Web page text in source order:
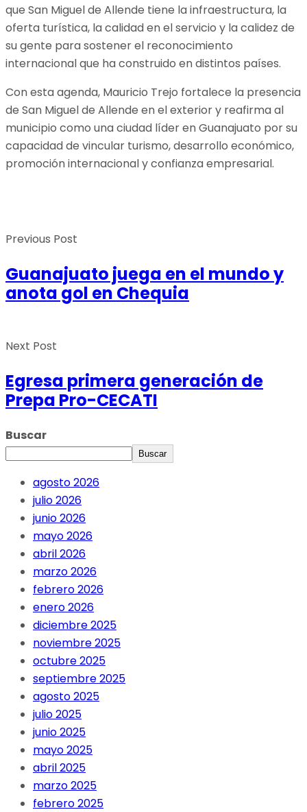
que San Miguel de Allende tiene la infraestructura, la
oferta turística, la calidad en el servicio y la calidez de
su gente para sostener el reconocimiento
internacional que ha construido en distintos países.
Con esta agenda, Mauricio Trejo fortalece la presencia
de San Miguel de Allende en el exterior y reafirma al
municipio como una ciudad líder en Guanajuato por su
capacidad de vincular turismo, desarrollo económico,
promoción internacional y confianza empresarial.
Previous Post
Guanajuato juega en el mundo y
anota gol en Chequia
Next Post
Egresa primera generación de
Prepa Pro-CECATI
Buscar
Buscar
agosto 2026
julio 2026
junio 2026
mayo 2026
abril 2026
marzo 2026
febrero 2026
enero 2026
diciembre 2025
noviembre 2025
octubre 2025
septiembre 2025
agosto 2025
julio 2025
junio 2025
mayo 2025
abril 2025
marzo 2025
febrero 2025